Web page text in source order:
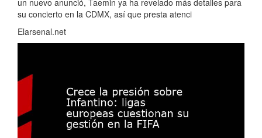
un nuevo anunció, Taemin ya ha revelado más detalles para
su concierto en la CDMX, así que presta atenci
Elarsenal.net